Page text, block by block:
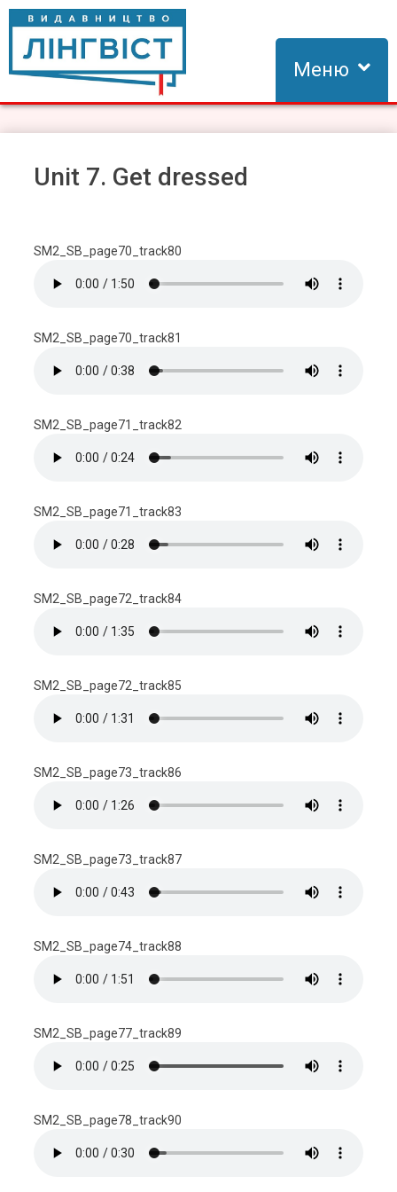
Skip
content
Видавництво Лінгвіст
Видавництво Лінгвіст – адаптація та створення видань для
Меню
Unit 7. Get dressed
SM2_SB_page70_track80
SM2_SB_page70_track81
SM2_SB_page71_track82
SM2_SB_page71_track83
SM2_SB_page72_track84
SM2_SB_page72_track85
SM2_SB_page73_track86
SM2_SB_page73_track87
SM2_SB_page74_track88
SM2_SB_page77_track89
SM2_SB_page78_track90